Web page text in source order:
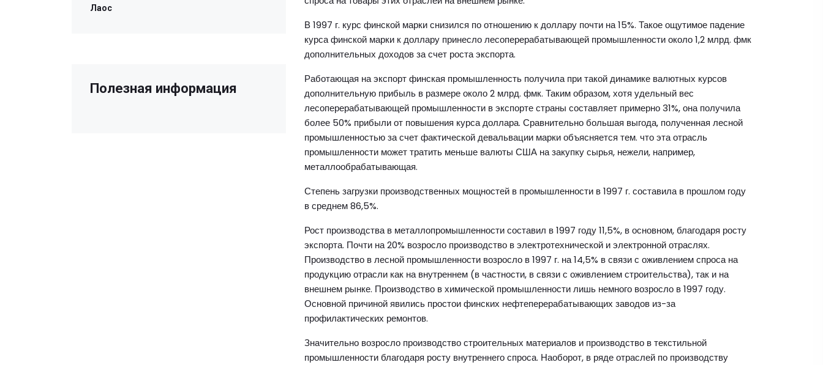
В 1997 г. курс финской марки снизился по отношению к доллару почти на 15%. Такое ощутимое падение
курса финской марки к доллару принесло лесоперерабатывающей промышленности около 1,2 млрд. фмк
дополнительных доходов за счет роста экспорта.
Работающая на экспорт финская промышленность получила при такой динамике валютных курсов
дополнительную прибыль в размере около 2 млрд. фмк. Таким образом, хотя удельный вес
лесоперерабатывающей промышленности в экспорте страны составляет примерно 31%, она получила
более 50% прибыли от повышения курса доллара. Сравнительно большая выгода, полученная лесной
промышленностью за счет фактической девальвации марки объясняется тем. что эта отрасль
промышленности может тратить меньше валюты США на закупку сырья, нежели, например,
металлообрабатывающая.
Степень загрузки производственных мощностей в промышленности в 1997 г. составила в прошлом году
в среднем 86,5%.
Рост производства в металлопромышленности составил в 1997 году 11,5%, в основном, благодаря росту
экспорта. Почти на 20% возросло производство в электротехнической и электронной отраслях.
Производство в лесной промышленности возросло в 1997 г. на 14,5% в связи с оживлением спроса на
продукцию отрасли как на внутреннем (в частности, в связи с оживлением строительства), так и на
внешнем рынке. Производство в химической промышленности лишь немного возросло в 1997 году.
Основной причиной явились простои финских нефтеперерабатывающих заводов из-за
профилактических ремонтов.
Значительно возросло производство строительных материалов и производство в текстильной
промышленности благодаря росту внутреннего спроса. Наоборот, в ряде отраслей по производству
Лаос
Полезная информация